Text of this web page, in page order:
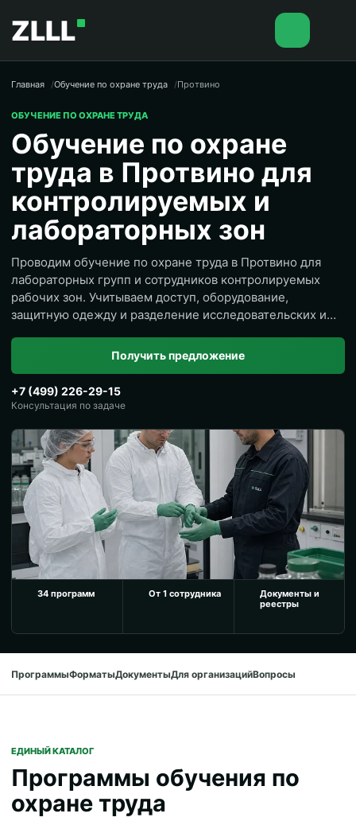
ZLLL
Главная Обучение по охране труда Протвино
ОБУЧЕНИЕ ПО ОХРАНЕ ТРУДА
Обучение по охране
труда в Протвино для
контролируемых и
лабораторных зон
Проводим обучение по охране труда в Протвино для
лабораторных групп и сотрудников контролируемых
рабочих зон. Учитываем доступ, оборудование,
защитную одежду и разделение исследовательских и
Получить предложение
+7 (499) 226-29-15
Консультация по задаче
34 программ От 1 сотрудника
Документы и
реестры
ПрограммыФорматыДокументыДля организацийВопросы
ЕДИНЫЙ КАТАЛОГ
Программы обучения по
охране труда